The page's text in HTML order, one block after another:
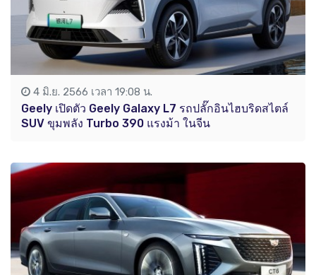
4 มิ.ย. 2566 เวลา 19:08 น.
Geely เปิดตัว Geely Galaxy L7 รถปลั๊กอินไฮบริดสไตล์
SUV ขุมพลัง Turbo 390 แรงม้า ในจีน